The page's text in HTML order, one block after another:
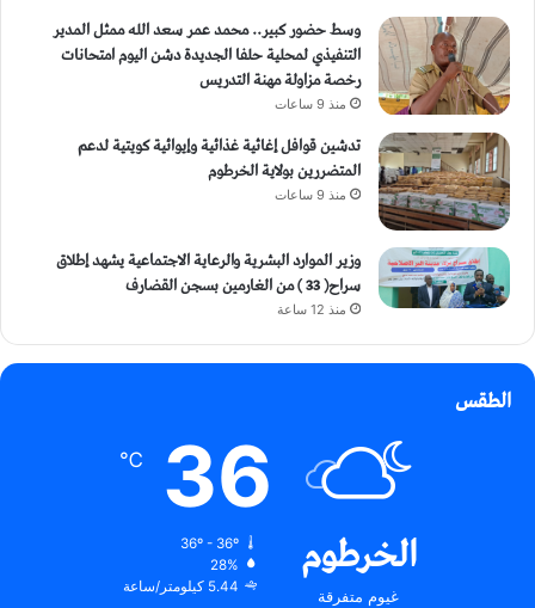
وسط حضور كبير.. محمد عمر سعد الله ممثل المدير
التنفيذي لمحلية حلفا الجديدة دشن اليوم امتحانات
رخصة مزاولة مهنة التدريس
منذ 9 ساعات
تدشين قوافل إغاثية غذائية وإيوائية كويتية لدعم
المتضررين بولاية الخرطوم
منذ 9 ساعات
وزير الموارد البشرية والرعاية الاجتماعية يشهد إطلاق
سراح( 33 ) من الغارمين بسجن القضارف
منذ 12 ساعة
الطقس
الخرطوم
غيوم متفرقة
36
℃
36º - 36º
28%
5.44 كيلومتر/ساعة